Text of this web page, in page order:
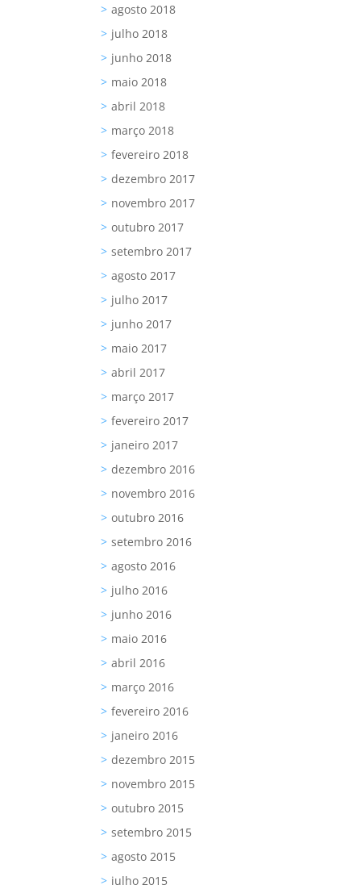
agosto 2018
julho 2018
junho 2018
maio 2018
abril 2018
março 2018
fevereiro 2018
dezembro 2017
novembro 2017
outubro 2017
setembro 2017
agosto 2017
julho 2017
junho 2017
maio 2017
abril 2017
março 2017
fevereiro 2017
janeiro 2017
dezembro 2016
novembro 2016
outubro 2016
setembro 2016
agosto 2016
julho 2016
junho 2016
maio 2016
abril 2016
março 2016
fevereiro 2016
janeiro 2016
dezembro 2015
novembro 2015
outubro 2015
setembro 2015
agosto 2015
julho 2015